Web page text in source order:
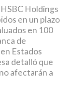
Holdings
en un plazo
en 100
de
Estados
detalló que
afectarán a